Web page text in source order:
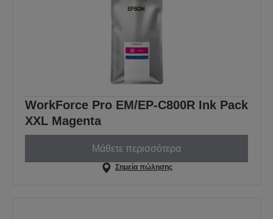
WorkForce Pro EM/EP-C800R Ink Pack
XXL Magenta
Μάθετε περισσότερα
Σημεία πώλησης